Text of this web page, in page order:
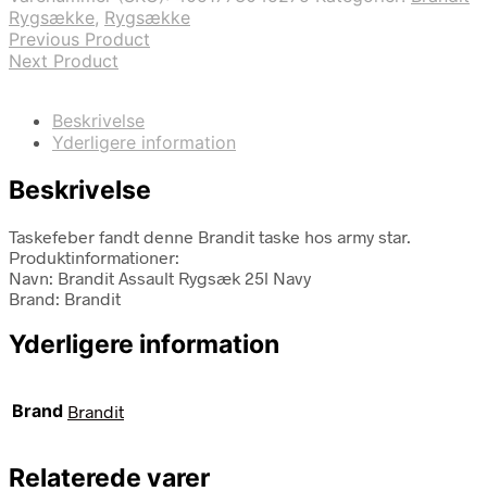
Rygsække, Rygsække
Previous Product
Next Product
Beskrivelse
Yderligere information
Beskrivelse
Taskefeber fandt denne Brandit taske hos army star.
Produktinformationer:
Navn: Brandit Assault Rygsæk 25l Navy
Brand: Brandit
Yderligere information
Brand Brandit
Relaterede varer